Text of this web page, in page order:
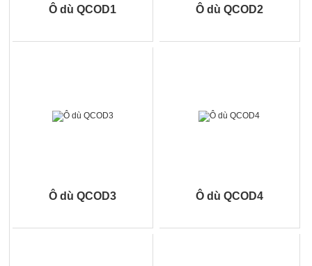
phẩm, chất lượng dịch vụ, thông qua các hình thức quảng cáo
chọn hình thức tặng quà cho khách hàng cũng là một cách
Ô dù QCOD1 Ô dù QCOD2
Ô dù QCOD3 Ô dù QCOD4